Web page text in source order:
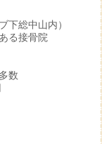
下総中山内）
る接骨院
数